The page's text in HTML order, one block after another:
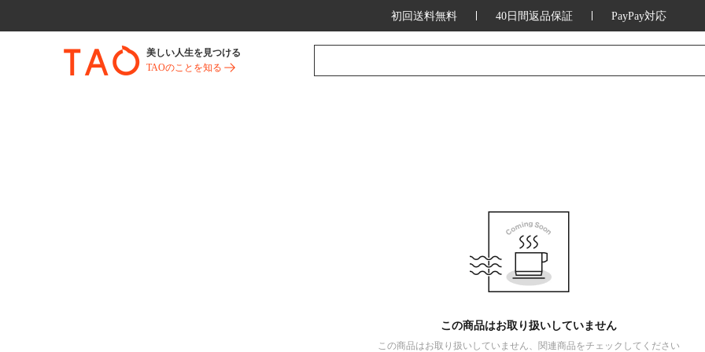
初回送料無料 40日間返品保証 PayPay対応
美しい人生を見つける
TAOのことを知る
この商品はお取り扱いしていません
この商品はお取り扱いしていません、関連商品をチェックしてください